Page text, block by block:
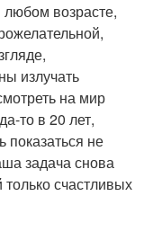
возрасте,
излучать
на мир
то в 20 лет,
показаться не
задача снова
счастливых